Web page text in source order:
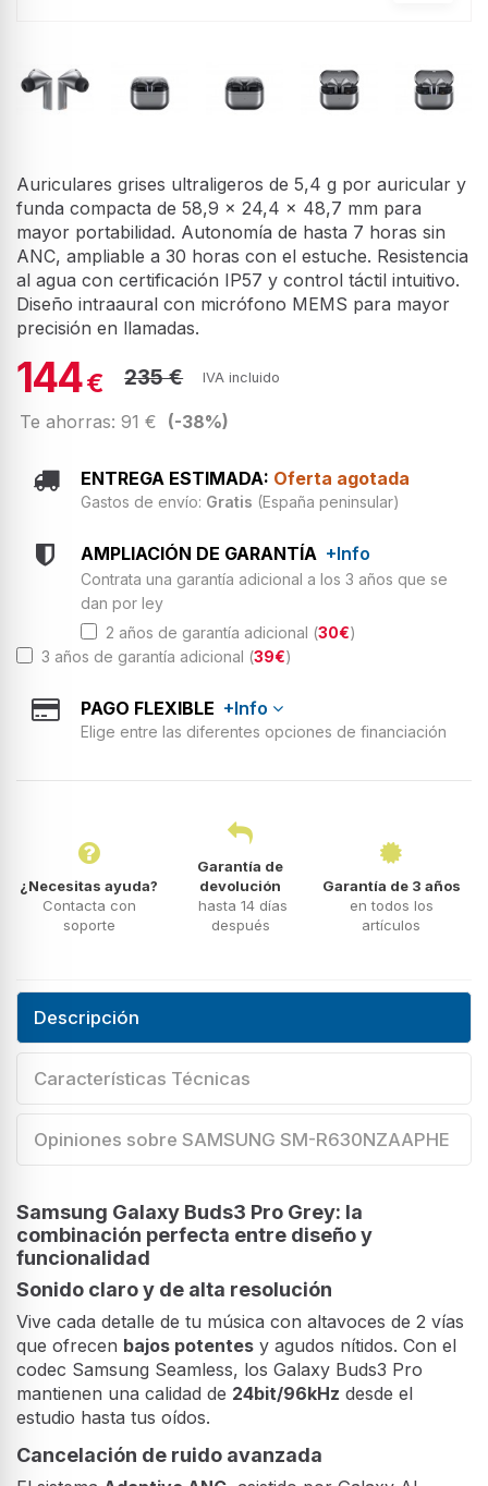
Auriculares grises ultraligeros de 5,4 g por auricular y
funda compacta de 58,9 x 24,4 x 48,7 mm para
mayor portabilidad. Autonomía de hasta 7 horas sin
ANC, ampliable a 30 horas con el estuche. Resistencia
al agua con certificación IP57 y control táctil intuitivo.
Diseño intraaural con micrófono MEMS para mayor
precisión en llamadas.
144€ 235 € IVA incluido
Te ahorras: 91 € (-38%)
ENTREGA ESTIMADA: Oferta agotada
Gastos de envío: Gratis (España peninsular)
AMPLIACIÓN DE GARANTÍA +Info
Contrata una garantía adicional a los 3 años que se
dan por ley
2 años de garantía adicional (30€)
3 años de garantía adicional (39€)
PAGO FLEXIBLE +Info
Elige entre las diferentes opciones de financiación
¿Necesitas ayuda?
Contacta con
soporte
Garantía de
devolución
hasta 14 días
después
Garantía de 3 años
en todos los
artículos
Descripción
Características Técnicas
Opiniones sobre SAMSUNG SM-R630NZAAPHE
Samsung Galaxy Buds3 Pro Grey: la
combinación perfecta entre diseño y
funcionalidad
Sonido claro y de alta resolución
Vive cada detalle de tu música con altavoces de 2 vías
que ofrecen bajos potentes y agudos nítidos. Con el
codec Samsung Seamless, los Galaxy Buds3 Pro
mantienen una calidad de 24bit/96kHz desde el
estudio hasta tus oídos.
Cancelación de ruido avanzada